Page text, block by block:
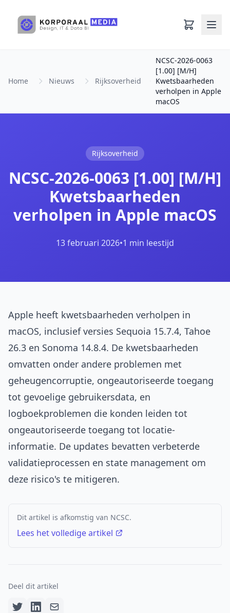
Home Nieuws Rijksoverheid
NCSC-2026-0063
[1.00] [M/H]
Kwetsbaarheden
verholpen in Apple
macOS
Rijksoverheid
NCSC-2026-0063 [1.00] [M/H]
Kwetsbaarheden
verholpen in Apple macOS
13 februari 2026•1 min leestijd
Apple heeft kwetsbaarheden verholpen in
macOS, inclusief versies Sequoia 15.7.4, Tahoe
26.3 en Sonoma 14.8.4. De kwetsbaarheden
omvatten onder andere problemen met
geheugencorruptie, ongeautoriseerde toegang
tot gevoelige gebruikersdata, en
logboekproblemen die konden leiden tot
ongeautoriseerde toegang tot locatie-
informatie. De updates bevatten verbeterde
validatieprocessen en state management om
deze risico's te mitigeren.
Dit artikel is afkomstig van NCSC.
Lees het volledige artikel
Deel dit artikel